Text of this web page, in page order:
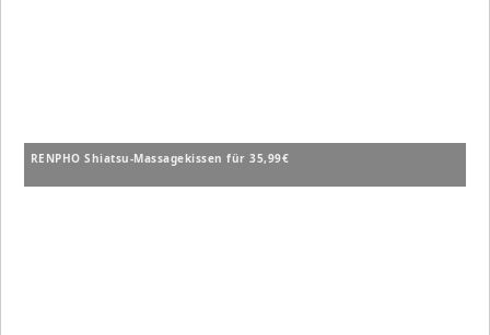
RENPHO Shiatsu-Massagekissen für 35,99€